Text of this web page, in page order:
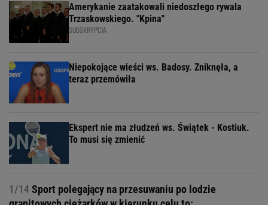
Amerykanie zaatakowali niedoszłego rywala
Trzaskowskiego. "Kpina"
SUBSKRYPCJA
Niepokojące wieści ws. Badosy. Zniknęła, a
teraz przemówiła
Ekspert nie ma złudzeń ws. Świątek - Kostiuk.
To musi się zmienić
1/14Sport polegający na przesuwaniu po lodzie